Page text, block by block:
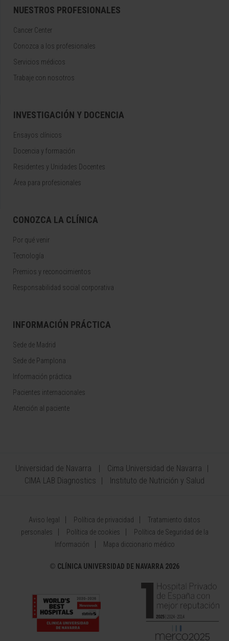
NUESTROS PROFESIONALES
Cancer Center
Conozca a los profesionales
Servicios médicos
Trabaje con nosotros
INVESTIGACIÓN Y DOCENCIA
Ensayos clínicos
Docencia y formación
Residentes y Unidades Docentes
Área para profesionales
CONOZCA LA CLÍNICA
Por qué venir
Tecnología
Premios y reconocimientos
Responsabilidad social corporativa
INFORMACIÓN PRÁCTICA
Sede de Madrid
Sede de Pamplona
Información práctica
Pacientes internacionales
Atención al paciente
Universidad de Navarra
Cima Universidad de Navarra
CIMA LAB Diagnostics
Instituto de Nutrición y Salud
Aviso legal Política de privacidad
Tratamiento datos
personales
Política de cookies
Política de Seguridad de la
Información
Mapa diccionario médico
© CLÍNICA UNIVERSIDAD DE NAVARRA 2026